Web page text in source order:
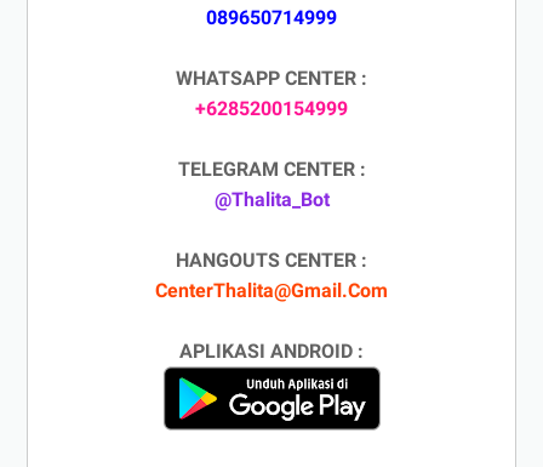
089650714999
WHATSAPP CENTER :
+6285200154999
TELEGRAM CENTER :
@Thalita_Bot
HANGOUTS CENTER :
CenterThalita@Gmail.Com
APLIKASI ANDROID :